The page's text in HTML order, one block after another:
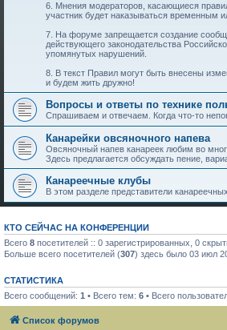
6. Мнения модераторов, касающиеся
участник будет наказываться
7. На форуме запрещается создание
действующего законодательства
упомянутых нарушений.
8. В текст Правил могут быть внесены
и будем жить дружно!
Вопросы и ответы по технике
Спрашиваем и отвечаем. Когда что-то
Канарейки овсяночного напева
Овсяночный напев канареек любим во
Здесь предлагается обсуждать пение,
Канареечные клубы
В этом разделе представители
КТО СЕЙЧАС НА КОНФЕРЕНЦИИ
Всего 8 посетителей :: 0 зарегистрированных, 0
Больше всего посетителей (307) здесь было 03 июл
СТАТИСТИКА
Всего сообщений: 1 • Всего тем: 6 • Всего
Список форумов